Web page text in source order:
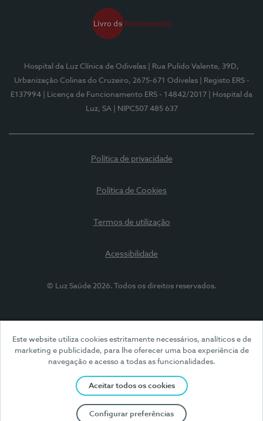
Este website utiliza cookies estritamente necessários, analíticos e de
marketing e publicidade, para lhe oferecer uma boa experiência de
navegação e acesso a todas as funcionalidades.
Aceitar todos os cookies
Configurar preferências
Hospital da Luz Clínica de Odivelas
| Rua Pulido Valente, 39D,
Urbanização Colinas do Cruzeiro, 2675-671 Odivelas
| Registo ERS -
E137994
| Licença de Funcionamento ERS - 14842/2017
| Hospital da
Luz, SA
| NIPC507 485 637
Política de privacidade
Política de Cookies
Termos de utilização
Acessibilidade
© Luz Saúde 2026. Todos os direitos reservados.